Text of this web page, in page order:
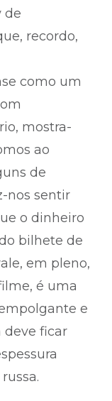
de
recordo,
como um
mostra-
ao
de
nos sentir
o dinheiro
bilhete de
em pleno,
é uma
e
deve ficar